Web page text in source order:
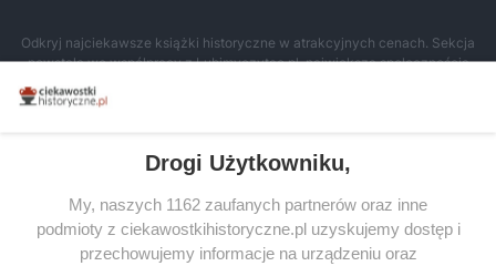
Odkryj najciekawsze książki historyczne w atrakcyjnych cenach. Sekcja
powstała we współpracy z Lubimyczytac.pl, największą społecznością
miłośników literatury w Polsce – dzięki temu możesz wybierać spośród
tytułów najwyżej ocenianych przez czytelników.
SERWIS
Drogi Użytkowniku,
My, naszych 1162 zaufanych partnerów oraz inne
podmioty z ciekawostkihistoryczne.pl uzyskujemy dostęp i
przechowujemy informacje na urządzeniu oraz